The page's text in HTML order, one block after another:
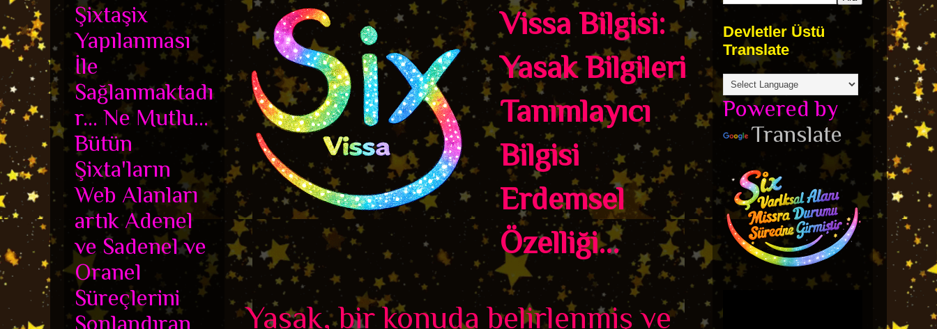
Vissa Bilgisi:
Yasak Bilgileri
Tanımlayıcı
Bilgisi
Erdemsel
Özelliği...
Yasak, bir konuda belirlenmiş ve
Şixtaşix
Yapılanması
İle
Sağlanmaktadı
r... Ne Mutlu...
Bütün
Şixta'ların
Web Alanları
artık Adenel
ve Sadenel ve
Oranel
Süreçlerini
Sonlandıran
Devletler Üstü
Translate
Powered by
Translate